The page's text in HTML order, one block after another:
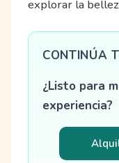
explorar la
CONTINÚA
¿Listo para
experiencia?